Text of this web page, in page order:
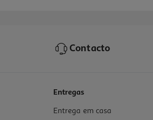
Com Baixo Teor De Açúcar 100g
Contacto
Entregas
Entrega em casa